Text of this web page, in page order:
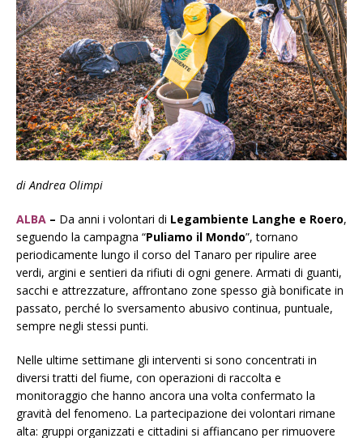
di Andrea Olimpi
ALBA – Da anni i volontari di Legambiente Langhe e Roero,
seguendo la campagna “Puliamo il Mondo”, tornano
periodicamente lungo il corso del Tanaro per ripulire aree
verdi, argini e sentieri da rifiuti di ogni genere. Armati di guanti,
sacchi e attrezzature, affrontano zone spesso già bonificate in
passato, perché lo sversamento abusivo continua, puntuale,
sempre negli stessi punti.
Nelle ultime settimane gli interventi si sono concentrati in
diversi tratti del fiume, con operazioni di raccolta e
monitoraggio che hanno ancora una volta confermato la
gravità del fenomeno. La partecipazione dei volontari rimane
alta: gruppi organizzati e cittadini si affiancano per rimuovere